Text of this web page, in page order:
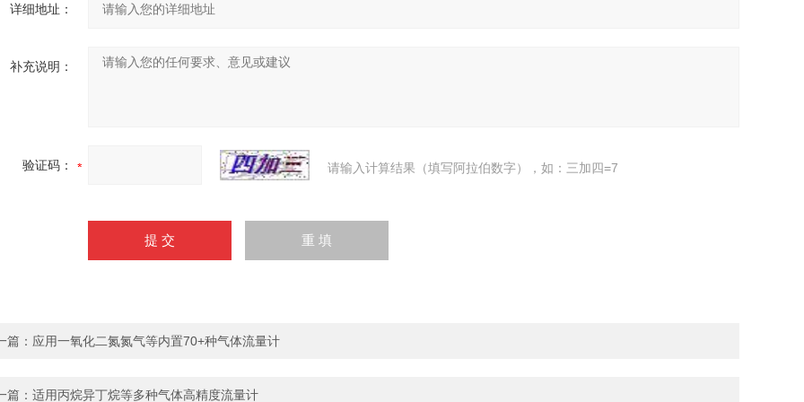
详细地址：
补充说明：
验证码： 请输入计算结果（填写阿拉伯数字），如：三加四=7
篇： 应用一氧化二氮氮气等内置70+种气体流量计
篇： 适用丙烷异丁烷等多种气体高精度流量计